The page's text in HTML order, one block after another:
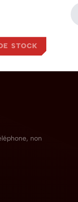
STOCK
non